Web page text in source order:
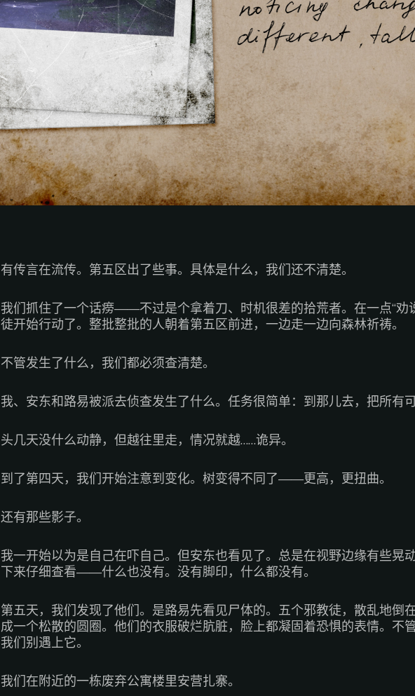
有传言在流传。第五区出了些事。具体是什么，我们还不清楚。
我们抓住了一个话痨——不过是个拿着刀、时机很差的拾荒者。在一点“劝
徒开始行动了。整批整批的人朝着第五区前进，一边走一边向森林祈祷。
不管发生了什么，我们都必须查清楚。
我、安东和路易被派去侦查发生了什么。任务很简单：到那儿去，把所有
头几天没什么动静，但越往里走，情况就越……诡异。
到了第四天，我们开始注意到变化。树变得不同了——更高，更扭曲。
还有那些影子。
我一开始以为是自己在吓自己。但安东也看见了。总是在视野边缘有些晃
下来仔细查看——什么也没有。没有脚印，什么都没有。
第五天，我们发现了他们。是路易先看见尸体的。五个邪教徒，散乱地倒
成一个松散的圆圈。他们的衣服破烂肮脏，脸上都凝固着恐惧的表情。不
我们别遇上它。
我们在附近的一栋废弃公寓楼里安营扎寨。